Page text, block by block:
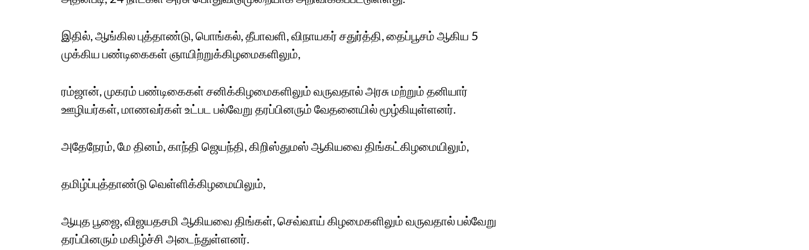
இதில், ஆங்கில புத்தாண்டு, பொங்கல், தீபாவளி, விநாயகர் சதுர்த்தி, தைப்பூசம் ஆகிய 5
முக்கிய பண்டிகைகள் ஞாயிற்றுக்கிழமைகளிலும்,
ரம்ஜான், முகரம் பண்டிகைகள் சனிக்கிழமைகளிலும் வருவதால் அரசு மற்றும் தனியார்
ஊழியர்கள், மாணவர்கள் உட்பட பல்வேறு தரப்பினரும் வேதனையில் மூழ்கியுள்ளனர்.
அதேநேரம், மே தினம், காந்தி ஜெயந்தி, கிறிஸ்துமஸ் ஆகியவை திங்கட்கிழமையிலும்,
தமிழ்ப்புத்தாண்டு வெள்ளிக்கிழமையிலும்,
ஆயுத பூஜை, விஜயதசமி ஆகியவை திங்கள், செவ்வாய் கிழமைகளிலும் வருவதால் பல்வேறு
தரப்பினரும் மகிழ்ச்சி அடைந்துள்ளனர்.